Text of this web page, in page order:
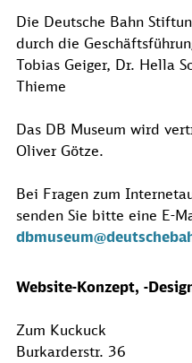
Die Deutsche Bahn
durch die
Tobias Geiger, Dr. Hella
Thieme
Das DB Museum wird
Oliver Götze.
Bei Fragen zum
senden Sie bitte eine E-
Website-Konzept, -
Zum Kuckuck
Burkarderstr. 36